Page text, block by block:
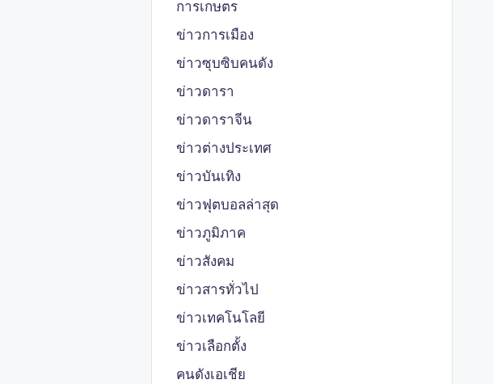
การเกษตร
ข่าวการเมือง
ข่าวซุบซิบคนดัง
ข่าวดารา
ข่าวดาราจีน
ข่าวต่างประเทศ
ข่าวบันเทิง
ข่าวฟุตบอลล่าสุด
ข่าวภูมิภาค
ข่าวสังคม
ข่าวสารทั่วไป
ข่าวเทคโนโลยี
ข่าวเลือกตั้ง
คนดังเอเชีย